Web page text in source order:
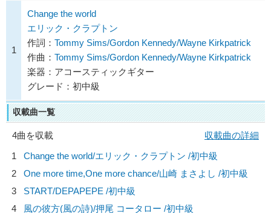
1
Change the world
エリック・クラプトン
作詞： Tommy Sims/Gordon Kennedy/Wayne Kirkpatrick
作曲： Tommy Sims/Gordon Kennedy/Wayne Kirkpatrick
楽器：アコースティックギター
グレード：初中級
収載曲一覧
4曲を収載
収載曲の詳細
1
Change the world/エリック・クラプトン /初中級
2
One more time,One more chance/山崎 まさよし /初中級
3
START/DEPAPEPE /初中級
4
風の彼方(風の詩)/押尾 コータロー /初中級